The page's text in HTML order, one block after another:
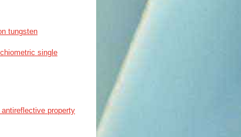
tungsten
single
property